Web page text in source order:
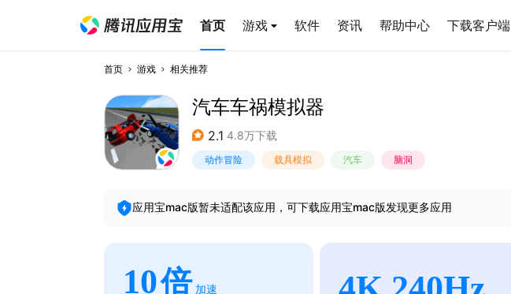
首页 游戏 软件 资讯 帮助中心 下载客户端
首页 游戏 相关推荐
汽车车祸模拟器
2.1 4.8万下载
动作冒险 载具模拟 汽车 脑洞
应用宝mac版暂未适配该应用，可下载应用宝mac版发现更多应用
10倍 加速